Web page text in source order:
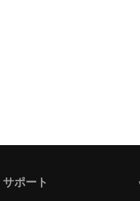
サポート